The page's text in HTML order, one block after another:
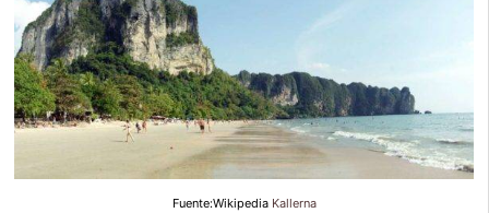
Fuente:Wikipedia Kallerna